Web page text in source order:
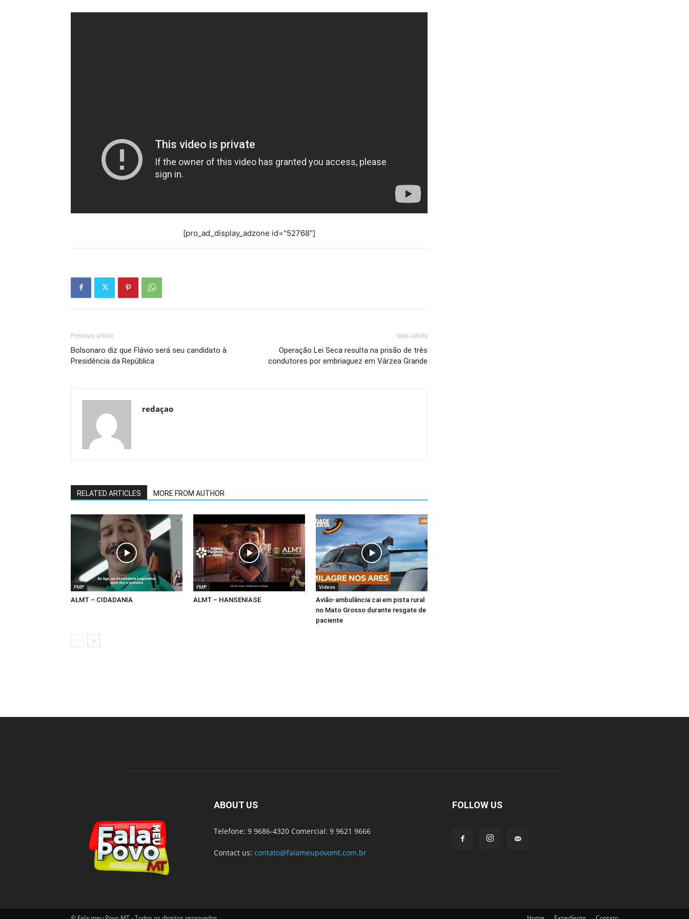
[pro_ad_display_adzone id="52768"]
Previous article
Bolsonaro diz que Flávio será seu candidato à
Presidência da República
Next article
Operação Lei Seca resulta na prisão de três
condutores por embriaguez em Várzea Grande
redaçao
RELATED ARTICLES MORE FROM AUTHOR
FMP
ALMT – CIDADANIA
FMP
ALMT – HANSENIASE
Videos
Avião-ambulância cai em pista rural
no Mato Grosso durante resgate de
paciente
ABOUT US
Telefone: 9 9686-4320 Comercial: 9 9621 9666
Contact us: contato@falameupovomt.com.br
FOLLOW US